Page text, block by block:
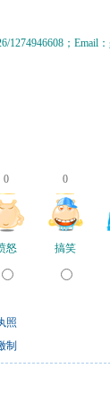
；Email
0 0
怒 搞笑
照
制